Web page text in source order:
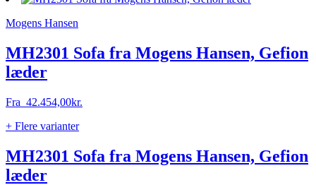
Mogens Hansen
MH2301 Sofa fra Mogens Hansen, Gefion
læder
Fra 42.454,00kr.
+ Flere varianter
MH2301 Sofa fra Mogens Hansen, Gefion
læder